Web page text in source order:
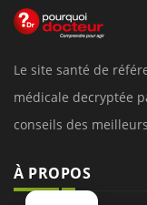
Le site santé de
médicale decryptée
conseils des
À PROPOS